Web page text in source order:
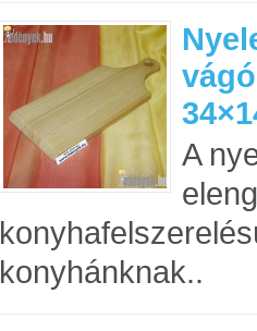
A
konyhánknak..